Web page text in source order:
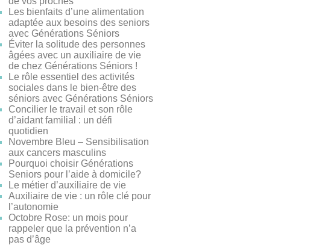
Les bienfaits d’une alimentation
adaptée aux besoins des seniors
avec Générations Séniors
Éviter la solitude des personnes
âgées avec un auxiliaire de vie
de chez Générations Séniors !
Le rôle essentiel des activités
sociales dans le bien-être des
séniors avec Générations Séniors
Concilier le travail et son rôle
d’aidant familial : un défi
quotidien
Novembre Bleu – Sensibilisation
aux cancers masculins
Pourquoi choisir Générations
Seniors pour l’aide à domicile?
Le métier d’auxiliaire de vie
Auxiliaire de vie : un rôle clé pour
l’autonomie
Octobre Rose: un mois pour
rappeler que la prévention n’a
pas d’âge